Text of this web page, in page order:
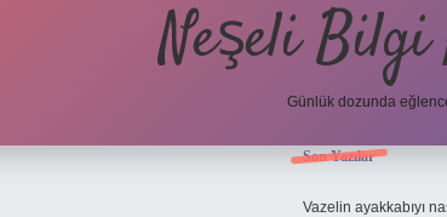
Neşeli Bilgi
Günlük dozunda
Son Yazılar
Vazelin ayakkabıyı